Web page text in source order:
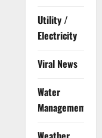
Utility /
Electricity
Viral News
Water
Management